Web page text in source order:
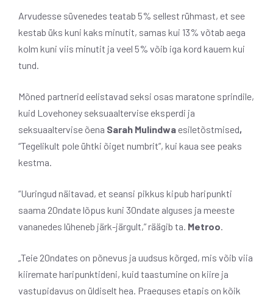
Arvudesse süvenedes teatab 5% sellest rühmast, et see
kestab üks kuni kaks minutit, samas kui 13% võtab aega
kolm kuni viis minutit ja veel 5% võib iga kord kauem kui
tund.
Mõned partnerid eelistavad seksi osas maratone sprindile,
kuid Lovehoney seksuaaltervise eksperdi ja
seksuaaltervise õena Sarah Mulindwaesiletõstmised,
“Tegelikult pole ühtki õiget numbrit”, kui kaua see peaks
kestma.
“Uuringud näitavad, et seansi pikkus kipub haripunkti
saama 20ndate lõpus kuni 30ndate alguses ja meeste
vananedes lüheneb järk-järgult,” räägib ta. Metroo.
„Teie 20ndates on põnevus ja uudsus kõrged, mis võib viia
kiiremate haripunktideni, kuid taastumine on kiire ja
vastupidavus on üldiselt hea. Praeguses etapis on kõik